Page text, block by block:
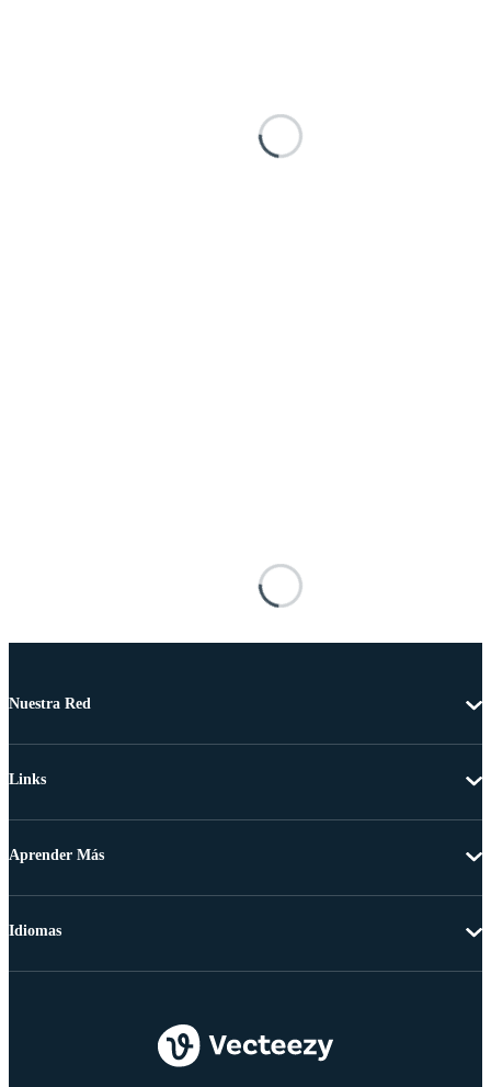
Nuestra Red
Links
Aprender Más
Idiomas